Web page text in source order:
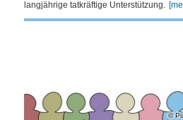
langjährige tatkräftige Unterstützung.